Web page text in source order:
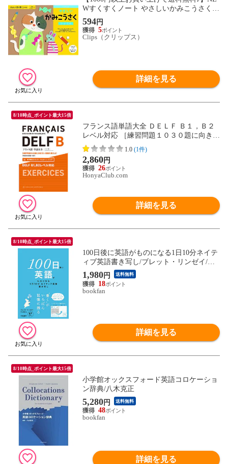
Wすくすくノート やさしいかみこうさく 3
～5歳向 ワークブック 教材 ドリル 子供 く
もん出版 - メール便発送
594円
5
Clips（クリップス）
詳細を見る
8/10時点_ポイント最大15倍
フランス語単語大全 ＤＥＬＦ Ｂ１，Ｂ２
レベル対応 ［練習問題１０３０題に向き合
い語脳を鍛える］（同意語・反意語一覧
付） /久松健一
1.0 (1件)
2,860円
26
HonyaClub.com
詳細を見る
8/10時点_ポイント最大15倍
100日後に英語がものになる1日10分ネイテ
ィブ英語書き写し/ブレット・リンゼイ/井
上麻衣
1,980円 送料無料
18
bookfan
詳細を見る
8/10時点_ポイント最大15倍
小学館オックスフォード英語コロケーショ
ン辞典/八木克正
5,280円 送料無料
48
bookfan
詳細を見る